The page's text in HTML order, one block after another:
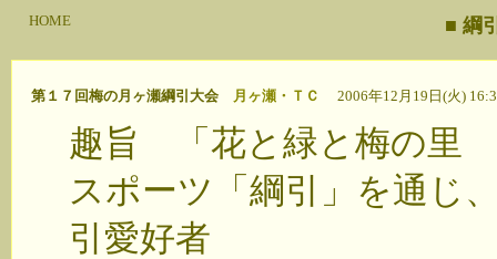
HOME ■ 綱
第１７回梅の月ヶ瀬綱引大会 月ヶ瀬・ＴＣ 2006年12月19日(火)
趣旨 「花と緑と梅の里
スポーツ「綱引」を通じ
引愛好者